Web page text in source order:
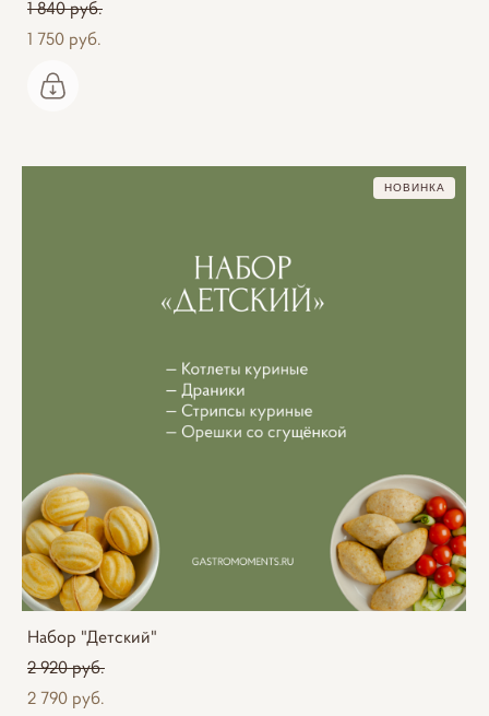
1 840 pуб.
1 750 pуб.
НОВИНКА
Набор "Детский"
2 920 pуб.
2 790 pуб.